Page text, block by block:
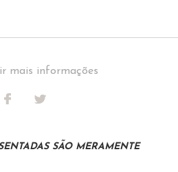
mais informações
SÃO MERAMENTE